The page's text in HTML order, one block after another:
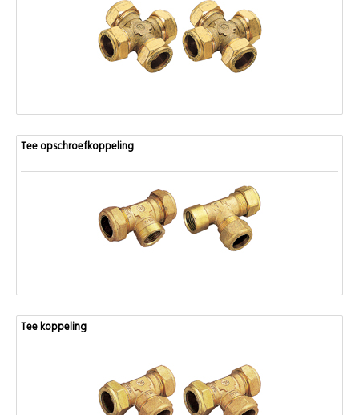
Tee opschroefkoppeling
Tee koppeling